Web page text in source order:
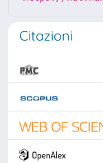
Citazioni